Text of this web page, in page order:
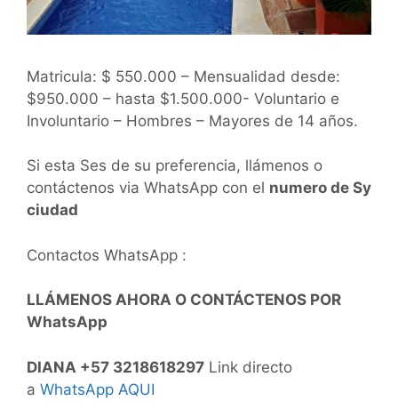
Matricula: $ 550.000 – Mensualidad desde:
$950.000 – hasta $1.500.000- Voluntario e
Involuntario – Hombres – Mayores de 14 años.
Si esta Ses de su preferencia, llámenos o
contáctenos via WhatsApp con el numero de Sy
ciudad
Contactos WhatsApp :
LLÁMENOS AHORA O CONTÁCTENOS POR
WhatsApp
DIANA +57 3218618297 Link directo
a WhatsApp AQUI